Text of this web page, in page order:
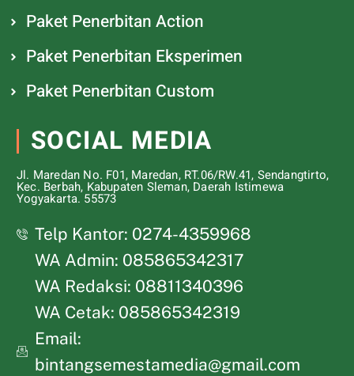
Paket Penerbitan Action
Paket Penerbitan Eksperimen
Paket Penerbitan Custom
SOCIAL MEDIA
Jl. Maredan No. F01, Maredan, RT.06/RW.41, Sendangtirto,
Kec. Berbah, Kabupaten Sleman, Daerah Istimewa
Yogyakarta. 55573
Telp Kantor: 0274-4359968
WA Admin: 085865342317
WA Redaksi: 08811340396
WA Cetak: 085865342319
Email:
bintangsemestamedia@gmail.com